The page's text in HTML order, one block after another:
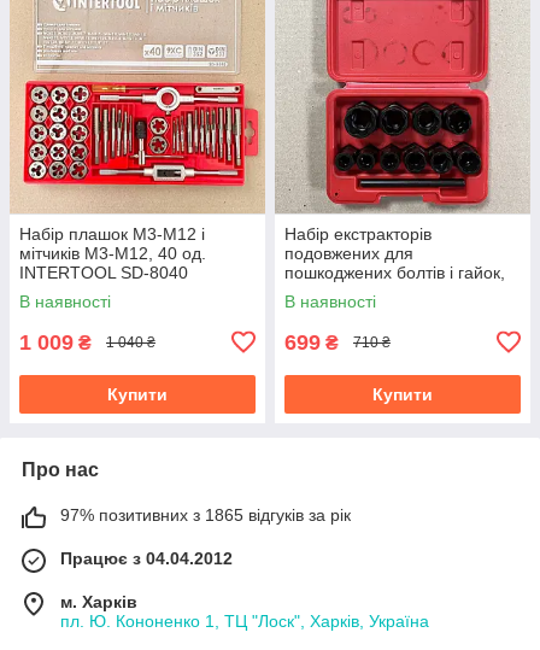
Набір плашок M3-M12 і
мітчиків M3-M12, 40 од.
INTERTOOL SD-8040
В наявності
1 009 ₴ 1 040 ₴
Купити
Набір екстракторів
подовжених для
пошкоджених болтів і гайок,
10 од. INTERTOOL SD-8008
В наявності
699 ₴ 710 ₴
Купити
Про нас
97% позитивних з 1865 відгуків за рік
Працює з 04.04.2012
м. Харків
пл. Ю. Кононенко 1, ТЦ "Лоск", Харків, Україна